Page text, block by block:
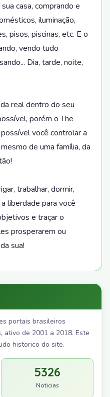
casa, comprando e
iluminação,
pisos, piscinas, etc. E o
vendo tudo
Dia, tarde, noite,
real dentro do seu
porém o The
você controlar a
de uma família, da
trabalhar, dormir,
liberdade para você
e traçar o
prosperarem ou
sua!
portais brasileiros
ativo de 2001 a 2018. Este
historico do site.
5326
Noticias